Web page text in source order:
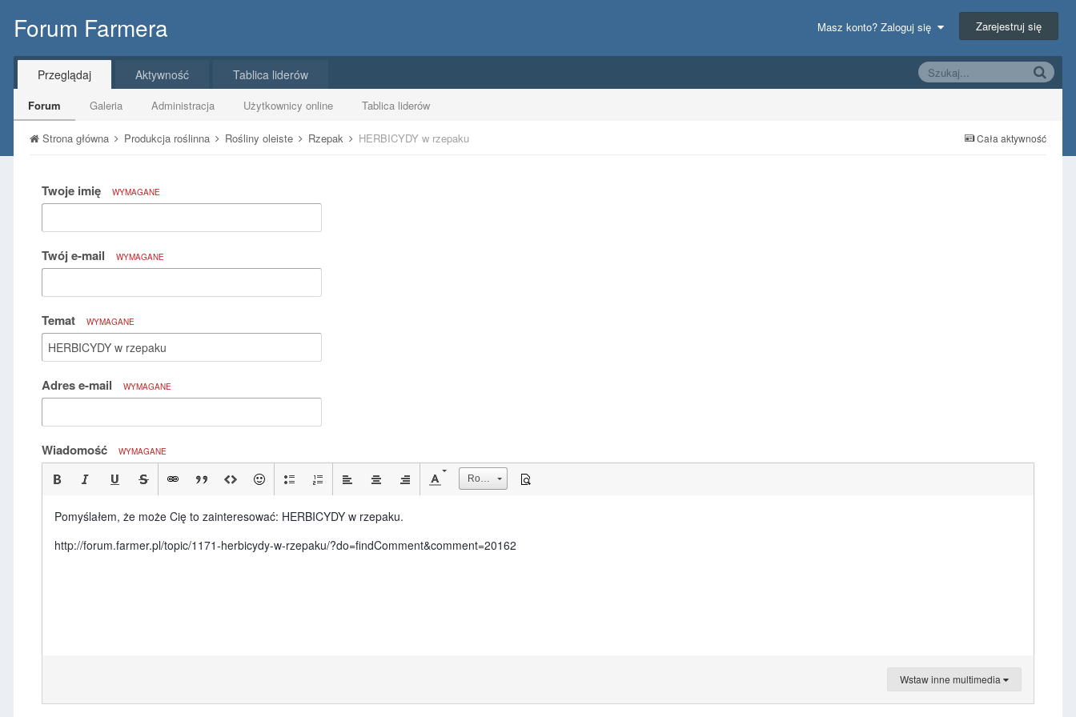
Forum Farmera Masz konto? Zaloguj się Zarejestruj się
Przeglądaj
Forum Galeria Administracja Użytkownicy online Tablica liderów
Aktywność Tablica liderów
Cała aktywność
Strona główna Produkcja roślinna Rośliny oleiste Rzepak HERBICYDY w rzepaku
Twoje imię WYMAGANE
Twój e-mail WYMAGANE
Temat WYMAGANE
Adres e-mail WYMAGANE
Wiadomość WYMAGANE
Rozmiar
Pomyślałem, że może Cię to zainteresować: HERBICYDY w rzepaku.
http://forum.farmer.pl/topic/1171-herbicydy-w-rzepaku/?do=findComment&comment=20162
Wstaw inne multimedia